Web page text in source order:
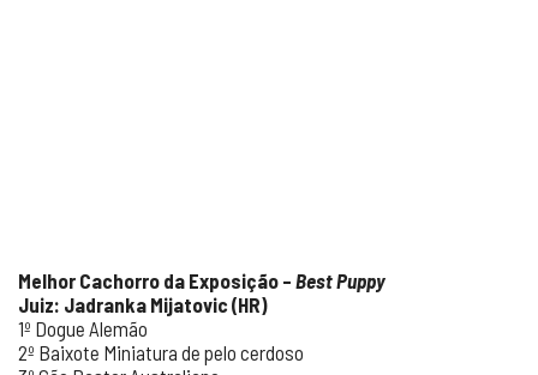
Melhor Cachorro da Exposição – Best Puppy
Juiz: Jadranka Mijatovic (HR)
1º Dogue Alemão
2º Baixote Miniatura de pelo cerdoso